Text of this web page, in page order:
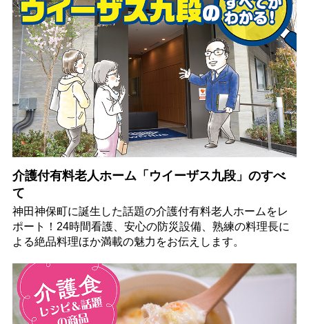
介護付有料老人ホーム「ウイーザス九段」のすべ
て
神田神保町に誕生した話題の介護付有料老人ホームをレ
ポート！24時間看護、安心の防災設備、熟練の料理長に
よる絶品料理ほか満載の魅力をお伝えします。